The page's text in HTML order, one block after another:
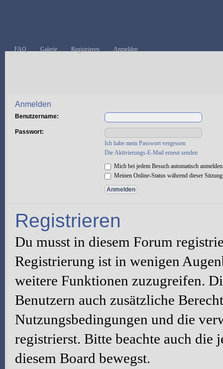
FAQ Galerie Registrieren Anmelden
Anmelden
Benutzername:
Passwort:
Ich habe mein Passwort vergessen
Die Aktivierungs-E-Mail erneut senden
Mich bei jedem Besuch automatisch anmelden
Meinen Online-Status während dieser
Registrieren
Du musst in diesem Forum
Registrierung ist in wenigen
weitere Funktionen zuzugreifen.
Benutzern auch zusätzliche
Nutzungsbedingungen und die
registrierst. Bitte beachte auch
diesem Board bewegst.